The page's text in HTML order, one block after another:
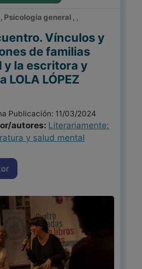
Psicología general , ,
Vínculos y
de familias
y la escritora y
LOLA LÓPEZ
Publicación: 11/03/2024
autores: Literariamente:
y salud mental